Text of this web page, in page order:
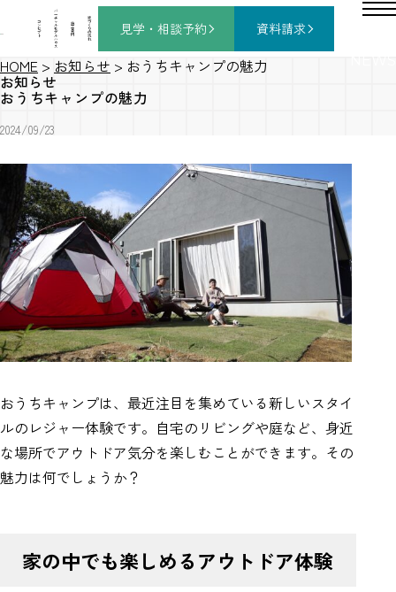
コ
ン
セ
プ
ト
バ
ー
チ
ャ
ル
モ
デ
ル
ハ
ウ
ス
施
工
事
例
家
づ
く
り
の
流
れ
見学・相談予約 資料請求
HOME > お知らせ > おうちキャンプの魅力
お知らせ
おうちキャンプの魅力
2024/09/23
おうちキャンプは、最近注目を集めている新しいスタイ
ルのレジャー体験です。自宅のリビングや庭など、身近
な場所でアウトドア気分を楽しむことができます。その
魅力は何でしょうか？
家の中でも楽しめるアウトドア体験